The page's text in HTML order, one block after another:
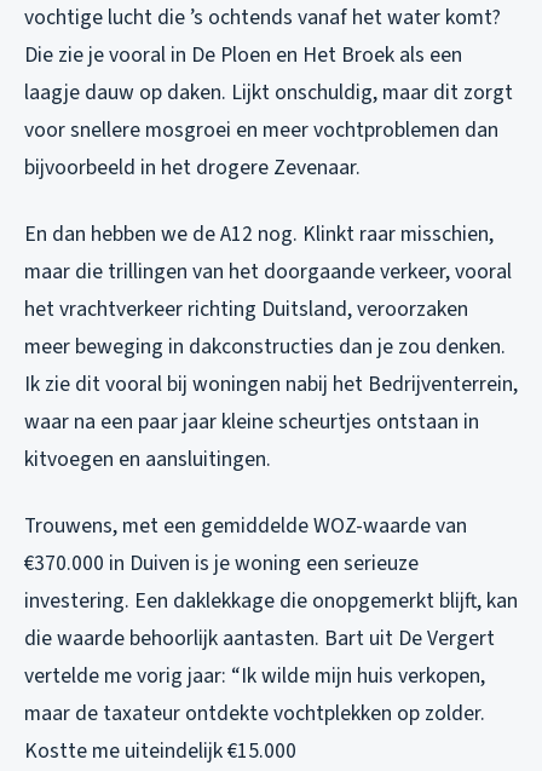
vochtige lucht die ’s ochtends vanaf het water komt?
Die zie je vooral in De Ploen en Het Broek als een
laagje dauw op daken. Lijkt onschuldig, maar dit zorgt
voor snellere mosgroei en meer vochtproblemen dan
bijvoorbeeld in het drogere Zevenaar.
En dan hebben we de A12 nog. Klinkt raar misschien,
maar die trillingen van het doorgaande verkeer, vooral
het vrachtverkeer richting Duitsland, veroorzaken
meer beweging in dakconstructies dan je zou denken.
Ik zie dit vooral bij woningen nabij het Bedrijventerrein,
waar na een paar jaar kleine scheurtjes ontstaan in
kitvoegen en aansluitingen.
Trouwens, met een gemiddelde WOZ-waarde van
€370.000 in Duiven is je woning een serieuze
investering. Een daklekkage die onopgemerkt blijft, kan
die waarde behoorlijk aantasten. Bart uit De Vergert
vertelde me vorig jaar: “Ik wilde mijn huis verkopen,
maar de taxateur ontdekte vochtplekken op zolder.
Kostte me uiteindelijk €15.000